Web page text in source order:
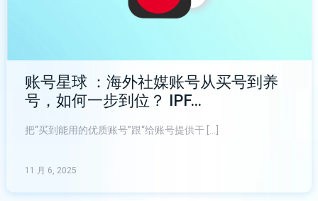
账号星球 ：海外社媒账号从买号到养
号，如何一步到位？ IPF…
11 月 6, 2025
把“买到能用的优质账号”跟“给账号提供干 […]